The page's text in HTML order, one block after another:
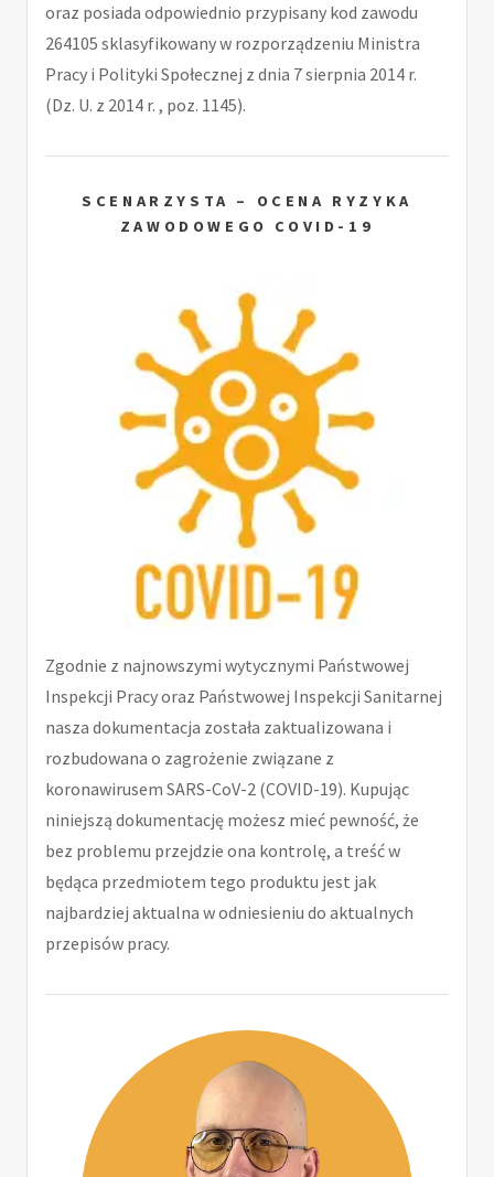
oraz posiada odpowiednio przypisany kod zawodu
264105 sklasyfikowany w rozporządzeniu Ministra
Pracy i Polityki Społecznej z dnia 7 sierpnia 2014 r.
(Dz. U. z 2014 r. , poz. 1145).
SCENARZYSTA – OCENA RYZYKA
ZAWODOWEGO COVID-19
Zgodnie z najnowszymi wytycznymi Państwowej
Inspekcji Pracy oraz Państwowej Inspekcji Sanitarnej
nasza dokumentacja została zaktualizowana i
rozbudowana o zagrożenie związane z
koronawirusem SARS-CoV-2 (COVID-19). Kupując
niniejszą dokumentację możesz mieć pewność, że
bez problemu przejdzie ona kontrolę, a treść w
będąca przedmiotem tego produktu jest jak
najbardziej aktualna w odniesieniu do aktualnych
przepisów pracy.